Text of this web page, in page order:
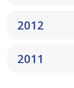
2012
2011